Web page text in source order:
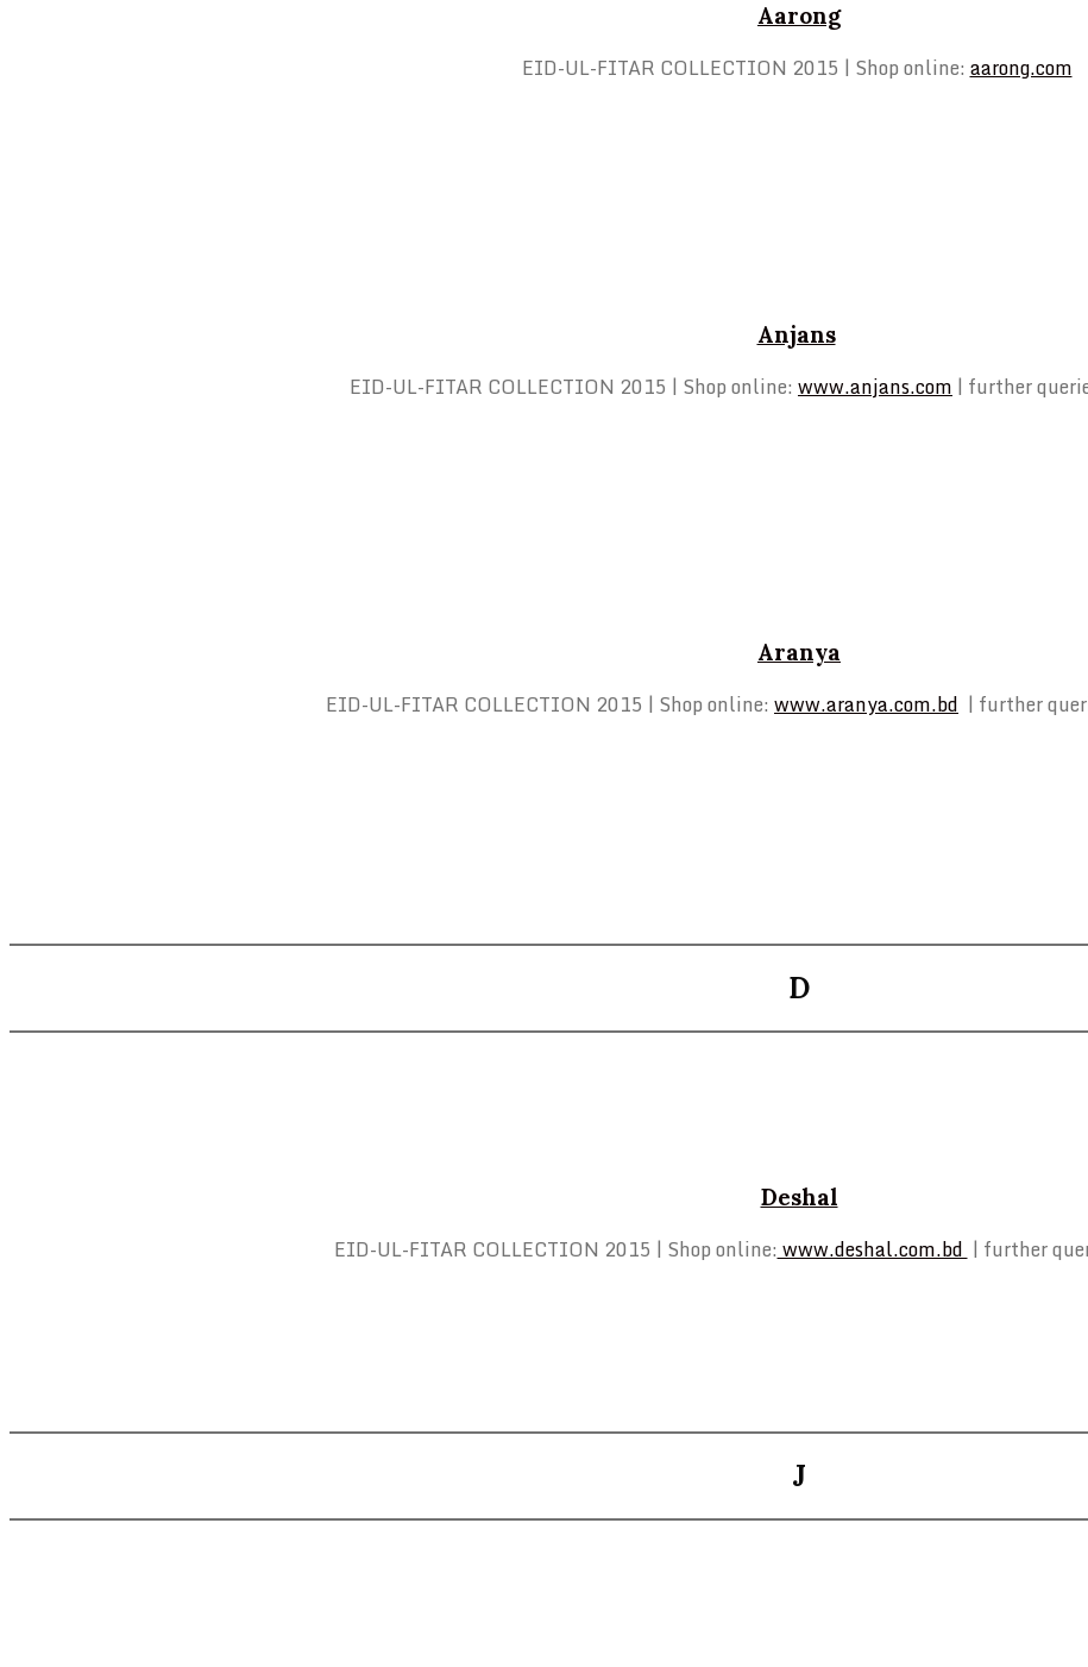
Aarong
EID-UL-FITAR COLLECTION 2015 | Shop online: aarong.com
Anjans
EID-UL-FITAR COLLECTION 2015 | Shop online: www.anjans.com | further
Aranya
EID-UL-FITAR COLLECTION 2015 | Shop online: www.aranya.com.bd | further
D
Deshal
EID-UL-FITAR COLLECTION 2015 | Shop online: www.deshal.com.bd | further
J